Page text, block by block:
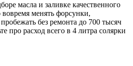
масла и заливке качественного
вовремя менять форсунки,
без ремонта до 700 тысяч
про расход всего в 4 литра солярки